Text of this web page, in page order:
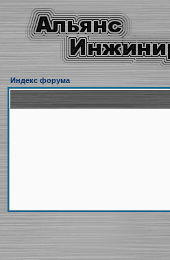
Индекс форума